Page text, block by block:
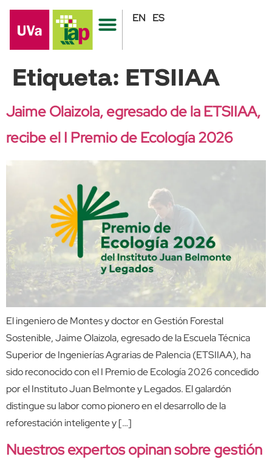
EN ES
Etiqueta: ETSIIAA
Jaime Olaizola, egresado de la ETSIIAA,
recibe el I Premio de Ecología 2026
El ingeniero de Montes y doctor en Gestión Forestal
Sostenible, Jaime Olaizola, egresado de la Escuela Técnica
Superior de Ingenierías Agrarias de Palencia (ETSIIAA), ha
sido reconocido con el I Premio de Ecología 2026 concedido
por el Instituto Juan Belmonte y Legados. El galardón
distingue su labor como pionero en el desarrollo de la
reforestación inteligente y […]
Nuestros expertos opinan sobre gestión